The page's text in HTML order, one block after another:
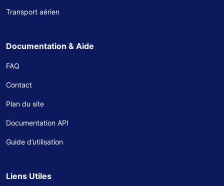
Transport aérien
Documentation & Aide
FAQ
Contact
Plan du site
Documentation API
Guide d’utilisation
Liens Utiles